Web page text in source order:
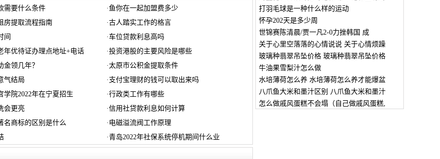
需要什么条件 · 鱼你在一起加盟费多少
房提取流程指南 ·古人踏实工作的格言
间 ·车位贷款利息高吗
年优待证办理点地址+电话 ·投资港股的主要风险是哪些
金领几年？ ·太原市公积金提取条件
气结局 · 支付宝理财的钱可以取出来吗
学院2022年在宁夏招生 ·行政类工作有哪些
会更亮 ·信用社贷款利息如何计算
名商标的区别是什么 · 电磁溢流阀工作原理
·青岛2022年社保系统停机期间什么业
打羽毛球是一种什么样的运动
怀孕202天是多少周
世锦赛陈清晨/贾一凡2-0力挫韩国 成
关于心里空落落的心情说说 关于心情烦躁
玻璃种翡翠吊坠价格 玻璃种翡翠吊坠价格
牛油果雪梨汁怎么做
水培薄荷怎么养 水培薄荷怎么养才能爆盆
八爪鱼大米和墨汁区别 八爪鱼大米和墨汁
怎么做戚风蛋糕不会塌（自己做戚风蛋糕,